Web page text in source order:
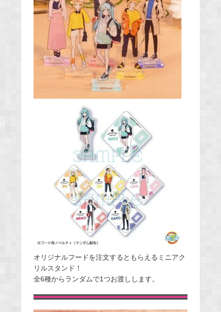
オリジナルフードを注文するともらえるミニアク
リルスタンド！
全6種からランダムで1つお渡しします。